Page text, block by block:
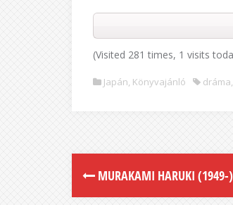
(Visited 281 times, 1 visits
Japán, Könyvajánló dráma,
MURAKAMI HARUKI (1949-)